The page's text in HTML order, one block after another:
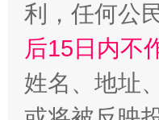
在谋一域中
利，任何公
后15日内不
姓名、地址